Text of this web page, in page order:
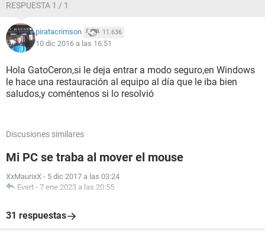
RESPUESTA 1 / 1
piratacrimson 11.636
10 dic 2016 a las 16:51
Hola GatoCeron,si le deja entrar a modo seguro,en Windows
le hace una restauración al equipo al día que le iba bien
saludos,y coméntenos si lo resolvió
Discusiones similares
Mi PC se traba al mover el mouse
XxMaurixX - 5 dic 2017 a las 03:24
Evert - 7 ene 2023 a las 20:55
31 respuestas